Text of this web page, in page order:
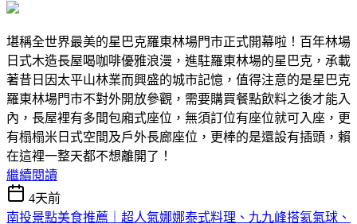
堪稱全世界最美的星巴克羅東林場門市正式開幕啦！百年林場
日式木造長屋喝咖啡優雅浪漫，進駐羅東林場的星巴克，承載
著昔日因太平山林業而興盛的城市記憶，值得注意的是星巴克
羅東林場門市不對外開放參觀，需要購買餐點飲料之後才能入
內，長屋裡有多間包廂式座位，無須訂位有座位就可入座，更
有榻榻米日式空間及戶外長廊座位，更棒的是還設有插頭，賴
在這裡一整天都不想離開了！
繼續閱讀
4天前
南投景點美食推薦｜超人氣娜娜泰式料理、九九峰搭氦氣球、